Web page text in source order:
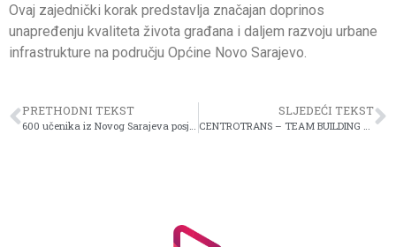
Ovaj zajednički korak predstavlja značajan doprinos
unapređenju kvaliteta života građana i daljem razvoju urbane
infrastrukture na području Općine Novo Sarajevo.
PRETHODNI TEKST SLJEDEĆI TEKST